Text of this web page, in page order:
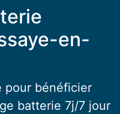
en-
pour bénéficier
batterie 7j/7 jour